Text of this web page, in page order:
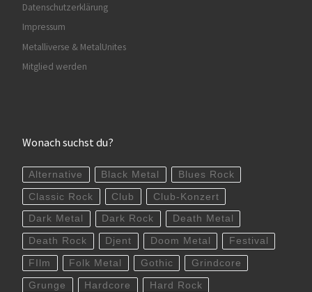
Datenschutzerklärung
Impressum
Metalliverse & MetalUnites
Mitglied werden
Wonach suchst du?
Alternative Black Metal Blues Rock
Classic Rock Club Club-Konzert
Dark Metal Dark Rock Death Metal
Death Rock Djent Doom Metal Festival
FIlm Folk Metal Gothic Grindcore
Grunge Hardcore Hard Rock